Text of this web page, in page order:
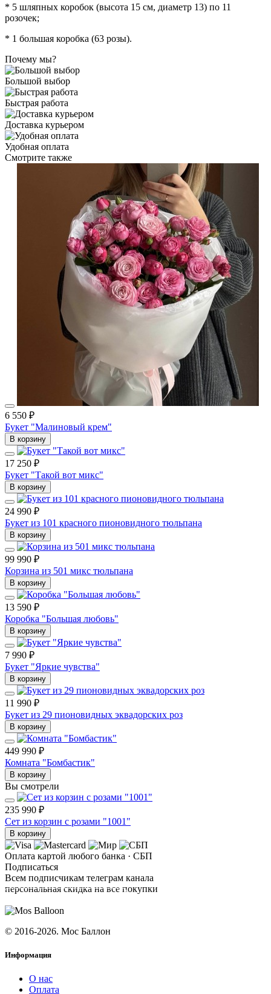
* 5 шляпных коробок (высота 15 см, диаметр 13) по 11
розочек;
* 1 большая коробка (63 розы).
Почему мы?
Большой выбор
Быстрая работа
Доставка курьером
Удобная оплата
Смотрите также
6 550 ₽
Букет "Малиновый крем"
В корзину
17 250 ₽
Букет "Такой вот микс"
В корзину
24 990 ₽
Букет из 101 красного пионовидного тюльпана
В корзину
99 990 ₽
Корзина из 501 микс тюльпана
В корзину
13 590 ₽
Коробка "Большая любовь"
В корзину
7 990 ₽
Букет "Яркие чувства"
В корзину
11 990 ₽
Букет из 29 пионовидных эквадорских роз
В корзину
449 990 ₽
Комната "Бомбастик"
В корзину
Вы смотрели
235 990 ₽
Сет из корзин с розами "1001"
В корзину
Оплата картой любого банка · СБП
Подписаться
Всем подписчикам телеграм канала
персональная скидка на все покупки
© 2016-2026. Мос Баллон
Информация
О нас
Оплата